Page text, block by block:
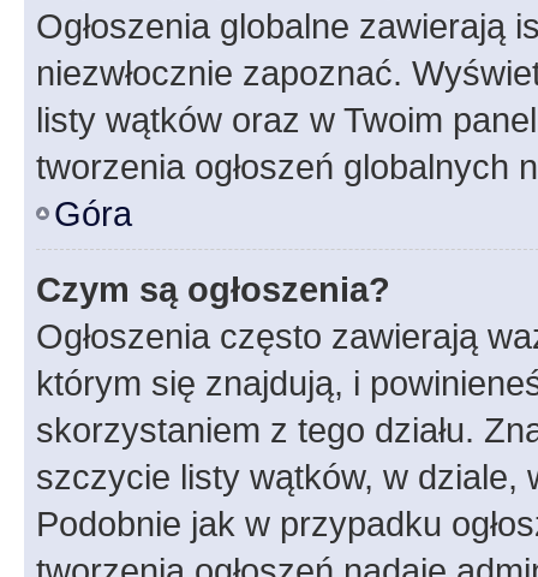
Ogłoszenia globalne zawierają
niezwłocznie zapoznać.
listy wątków oraz w Twoim
tworzenia ogłoszeń globalnych
Góra
Czym są ogłoszenia?
Ogłoszenia często zawierają
którym się znajdują, i
skorzystaniem z tego działu.
szczycie listy wątków, w dziale,
Podobnie jak w przypadku